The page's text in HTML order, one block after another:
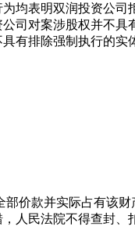
均表明双润投资公
司对案涉股权并不
有排除强制执行的
价款并实际占有该
人民法院不得查封、